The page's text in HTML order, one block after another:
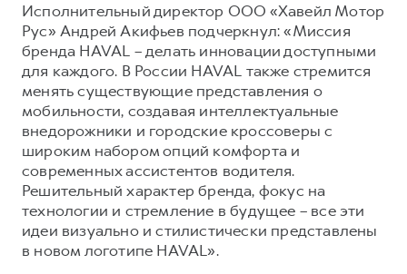
F7
от 2 899 000 ₽
F7X
от 3 599 000 ₽
POER
от 3 449 000 ₽
Кредит
КОРПОРАТИВНЫМ КЛИЕНТАМ
Для малого бизнеса
Корпоративным клиентам
Крупным корпоративным клиентам
Система управления автопарком
Сервис для корпоративных клиентов
HAVAL Лизинг
ПОДДЕРЖКА
GWM Безопасность
Гарантия HAVAL
Мобильное приложение GWM
Программа «HAVAL Защита+»
Руководства по эксплуатации
АКСЕССУАРЫ HAVAL
Исполнительный директор ООО «Хавейл Мотор
Рус» Андрей Акифьев подчеркнул: «Миссия
бренда HAVAL – делать инновации доступными
для каждого. В России HAVAL также стремится
менять существующие представления о
мобильности, создавая интеллектуальные
внедорожники и городские кроссоверы с
широким набором опций комфорта и
современных ассистентов водителя.
Решительный характер бренда, фокус на
технологии и стремление в будущее – все эти
идеи визуально и стилистически представлены
в новом логотипе HAVAL».